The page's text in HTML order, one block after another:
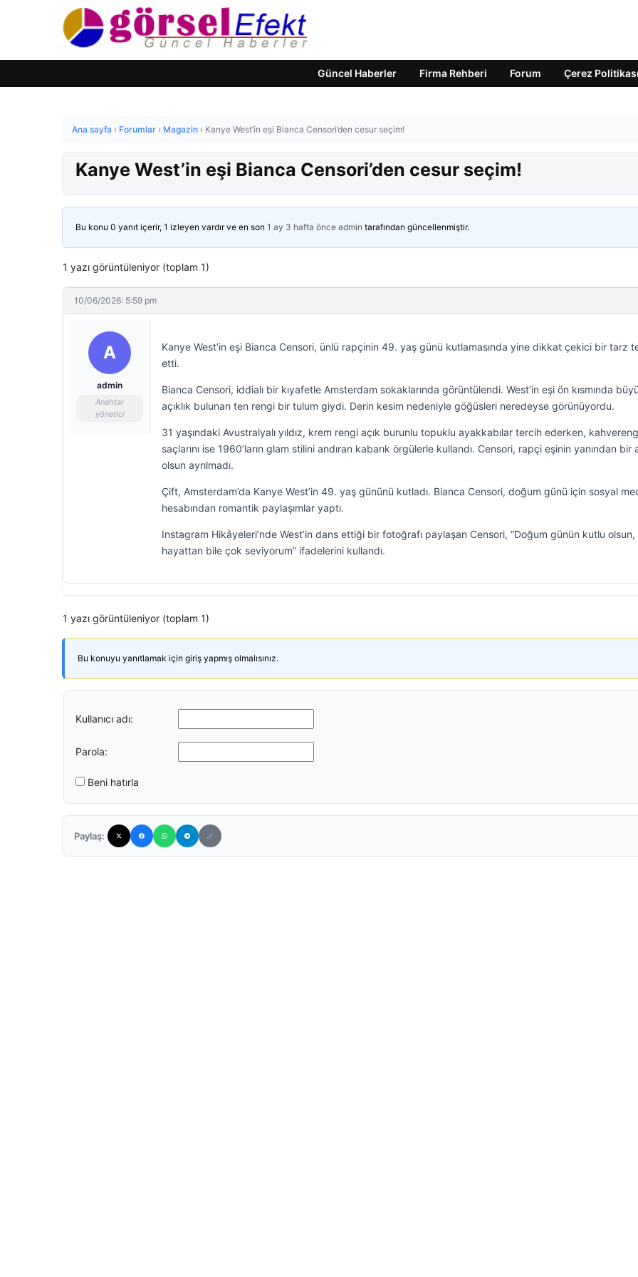
Güncel Haberler Firma Rehberi Forum Çerez Politikası
Ana sayfa › Forumlar › Magazin › Kanye West’in eşi Bianca Censori’den cesur seçim!
Kanye West’in eşi Bianca Censori’den cesur seçim!
Bu konu 0 yanıt içerir, 1 izleyen vardır ve en son 1 ay 3 hafta önce admin tarafından güncellenmiştir.
1 yazı görüntüleniyor (toplam 1)
10/06/2026: 5:59 pm
A
admin
Anahtar
yönetici
Kanye West’in eşi Bianca Censori, ünlü rapçinin 49. yaş günü kutlamasında yine dikkat çekici bir tarz
etti.
Bianca Censori, iddialı bir kıyafetle Amsterdam sokaklarında görüntülendi. West’in eşi ön kısmında
açıklık bulunan ten rengi bir tulum giydi. Derin kesim nedeniyle göğüsleri neredeyse görünüyordu.
31 yaşındaki Avustralyalı yıldız, krem rengi açık burunlu topuklu ayakkabılar tercih ederken,
saçlarını ise 1960’ların glam stilini andıran kabarık örgülerle kullandı. Censori, rapçi eşinin yanından bir
olsun ayrılmadı.
Çift, Amsterdam’da Kanye West’in 49. yaş gününü kutladı. Bianca Censori, doğum günü için sosyal
hesabından romantik paylaşımlar yaptı.
Instagram Hikâyeleri’nde West’in dans ettiği bir fotoğrafı paylaşan Censori, “Doğum günün kutlu olsun,
hayattan bile çok seviyorum” ifadelerini kullandı.
1 yazı görüntüleniyor (toplam 1)
Bu konuyu yanıtlamak için giriş yapmış olmalısınız.
Kullanıcı adı:
Parola:
Beni hatırla
Paylaş: